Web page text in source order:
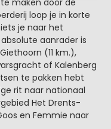
maken door de
loop je in korte
je naar het
aanrader is
(11 km.),
of Kalenberg
te pakken hebt
rit naar nationaal
Het Drents-
en Femmie naar